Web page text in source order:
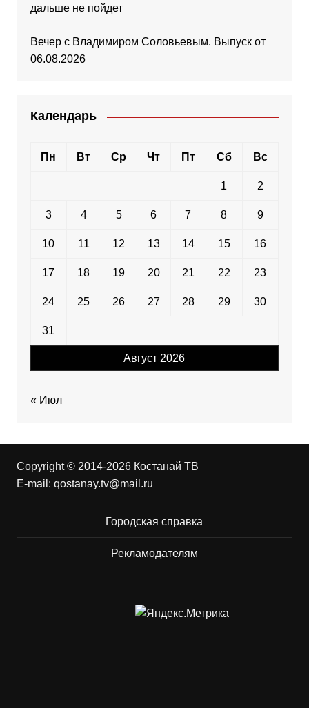
дальше не пойдет
Вечер с Владимиром Соловьевым. Выпуск от
06.08.2026
Календарь
Август 2026
Пн Вт Ср Чт Пт Сб Вс
1 2
3 4 5 6 7 8 9
10 11 12 13 14 15 16
17 18 19 20 21 22 23
24 25 26 27 28 29 30
31
« Июл
Copyright © 2014-2026 Костанай ТВ
E-mail: qostanay.tv@mail.ru
Городская справка
Рекламодателям